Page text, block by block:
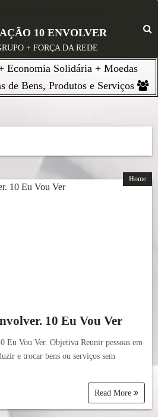
10 ENVOLVER
+ FORÇA DA REDE
Economia Solidária + Moedas
de Bens, Produtos e Serviços
Home
10 Eu Vou Ver
Eu Vou Ver. Objetiva Reunir pessoas em
e trocar bens ou serviços sem
Read More